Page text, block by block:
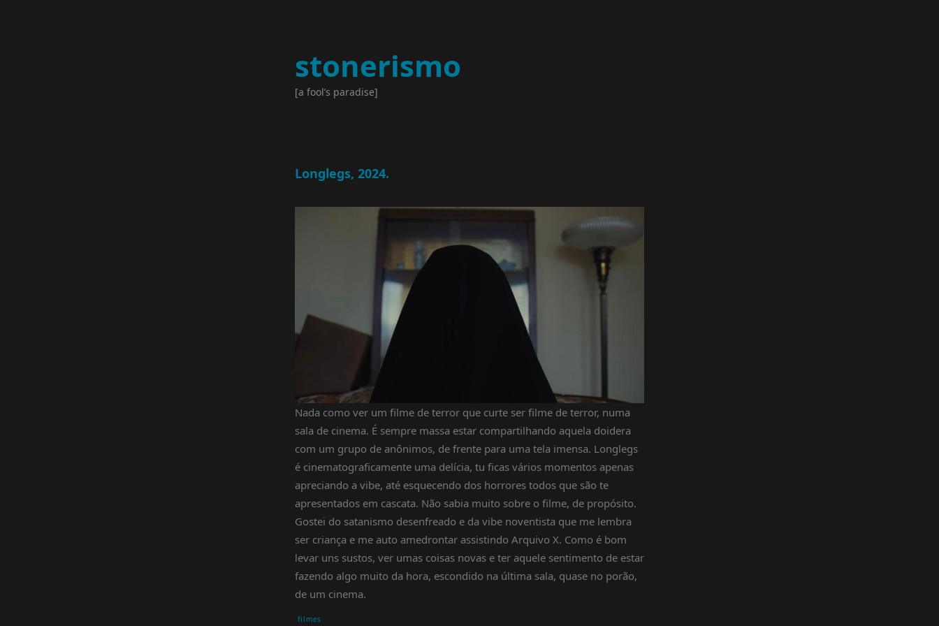
stonerismo
[a fool’s paradise]
Longlegs, 2024.
Nada como ver um filme de terror que curte ser filme de terror, numa
sala de cinema. É sempre massa estar compartilhando aquela doidera
com um grupo de anônimos, de frente para uma tela imensa. Longlegs
é cinematograficamente uma delícia, tu ficas vários momentos apenas
apreciando a vibe, até esquecendo dos horrores todos que são te
apresentados em cascata. Não sabia muito sobre o filme, de propósito.
Gostei do satanismo desenfreado e da vibe noventista que me lembra
ser criança e me auto amedrontar assistindo Arquivo X. Como é bom
levar uns sustos, ver umas coisas novas e ter aquele sentimento de estar
fazendo algo muito da hora, escondido na última sala, quase no porão,
de um cinema.
filmes